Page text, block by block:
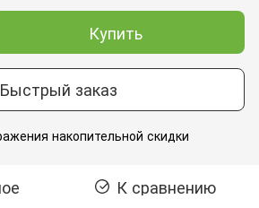
Купить
Быстрый заказ
накопительной скидки
К сравнению